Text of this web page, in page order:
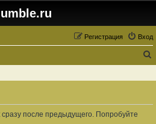
Вход
Регистрация
и
после предыдущего. Попробуйте